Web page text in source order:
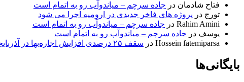
فتاح شادمان در جاده سرچم – میاندوآب رو به اتمام است
تورج در پروژه های فاخر جدیدی در ارومیه اجرا می شود
Rahim Amini در جاده سرچم – میاندوآب رو به اتمام است
یوسف در جاده سرچم – میاندوآب رو به اتمام است
Hossein fatemiparsa در سقف ۲۵ درصدی افزایش اجاره‌بها در آذربایجان شرقی اجرا می‌شود
بایگانی‌ها